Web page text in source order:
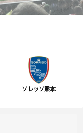
ソレッソ熊本